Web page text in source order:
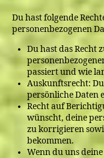
Du hast folgende
personenbezogenen
Du hast das Recht
passiert und wie
Auskunftsrecht:
persönliche Daten
Recht auf
wünscht, deine
zu korrigieren
bekommen.
Wenn du uns